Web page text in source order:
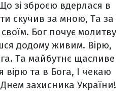
зі зброєю вдерлася в
скучив за мною, Та за
Бог почує молитву
додому живим. Вірю,
Та майбутнє щасливе
вірю та в Бога, І чекаю
захисника України!